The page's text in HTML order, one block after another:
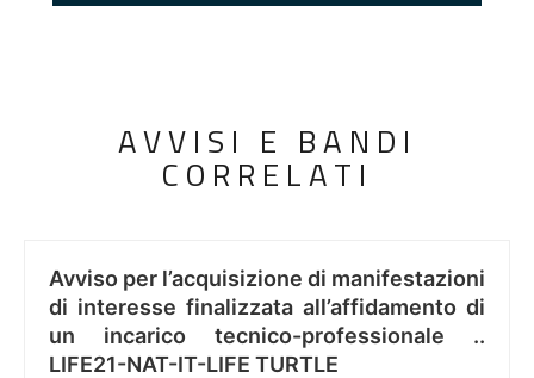
AVVISI E BANDI
CORRELATI
Avviso per l’acquisizione di manifestazioni
di interesse finalizzata all’affidamento di
un incarico tecnico-professionale ..
LIFE21-NAT-IT-LIFE TURTLE